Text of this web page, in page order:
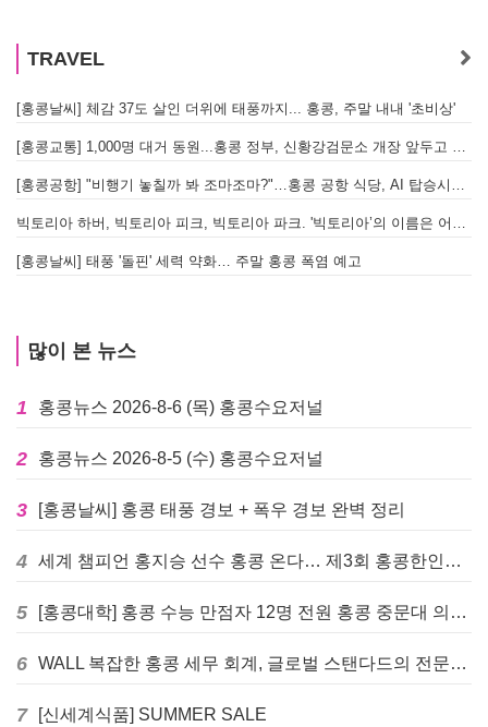
TRAVEL
[홍콩날씨] 체감 37도 살인 더위에 태풍까지... 홍콩, 주말 내내 '초비상'
[홍콩날씨] 태풍 '돌핀' 세력 약화… 주말 홍콩 폭염 예고
많이 본 뉴스
1 홍콩뉴스 2026-8-6 (목) 홍콩수요저널
2 홍콩뉴스 2026-8-5 (수) 홍콩수요저널
3 [홍콩날씨] 홍콩 태풍 경보 + 폭우 경보 완벽 정리
4 세계 챔피언 홍지승 선수 홍콩 온다… 제3회 홍콩한인팔씨름대회 9월 12일 개최
5 [홍콩대학] 홍콩 수능 만점자 12명 전원 홍콩 중문대 의대 진학
6 WALL 복잡한 홍콩 세무 회계, 글로벌 스탠다드의 전문가들이 답을 드립니다! - 법인설립, 회계, 감사
7 [신세계식품] SUMMER SALE